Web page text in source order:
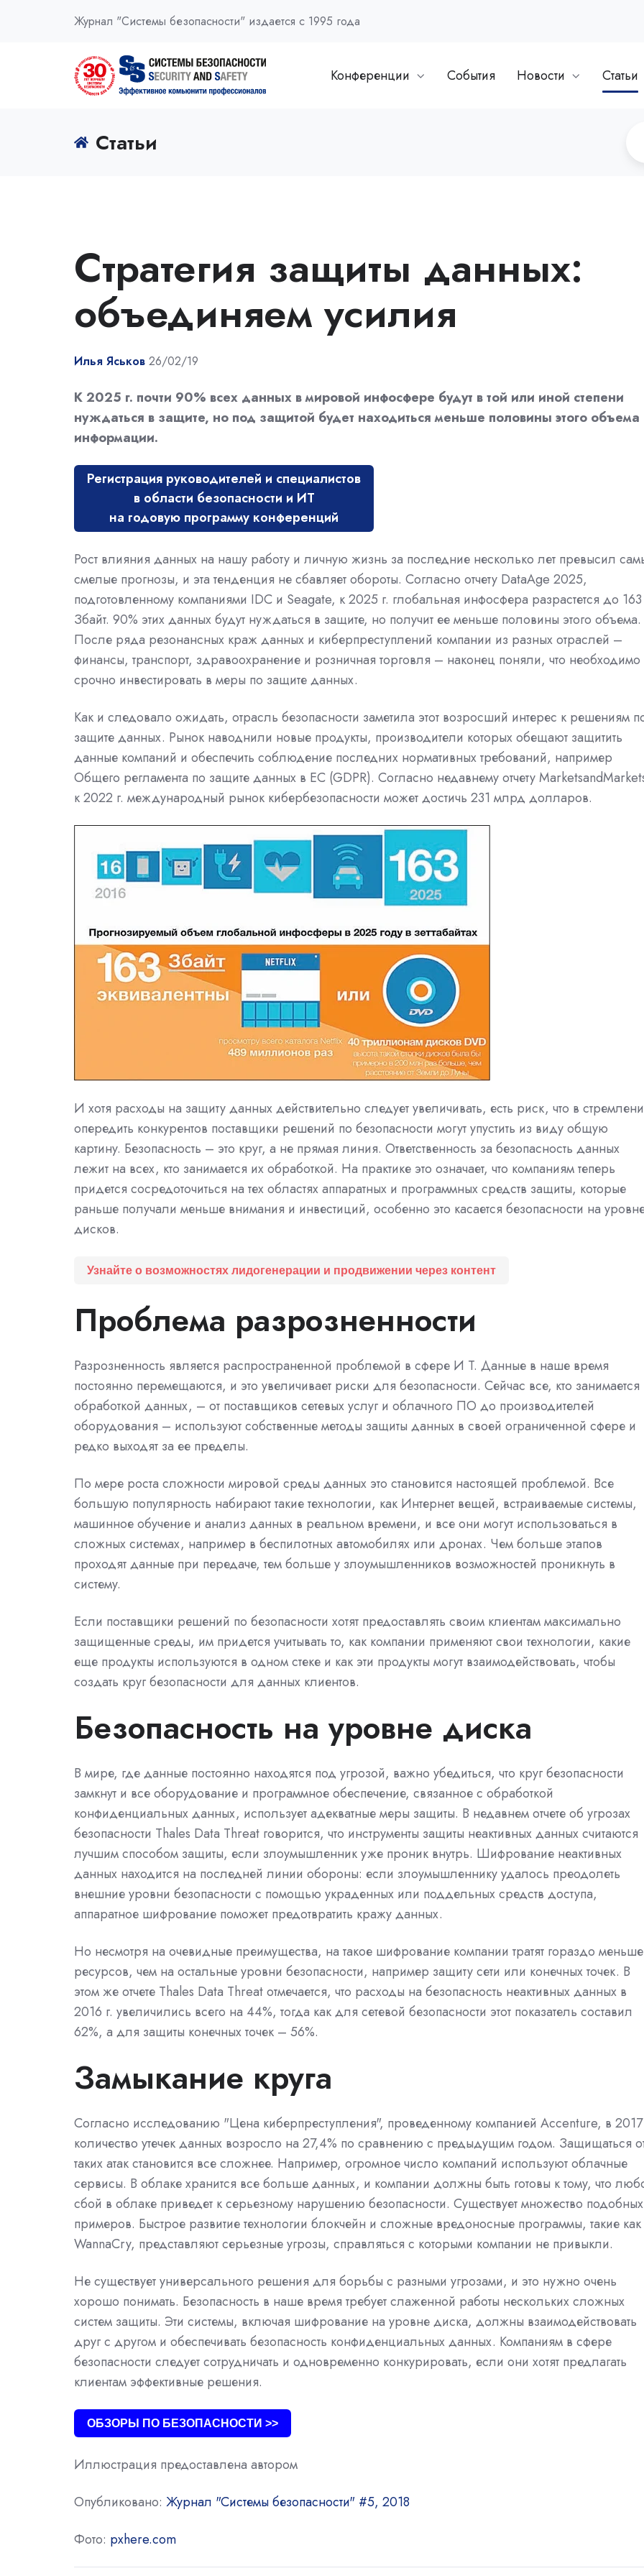
Журнал "Системы безопасности" издается с 1995 года
Конференции События Новости Статьи
Статьи
Cтратегия защиты данных:
объединяем усилия
Илья Яськов 26/02/19
К 2025 г. почти 90% всех данных в мировой инфосфере будут в той или иной степени
нуждаться в защите, но под защитой будет находиться меньше половины этого объема
информации.
Регистрация руководителей и специалистов
в области безопасности и ИТ
на годовую программу конференций
Рост влияния данных на нашу работу и личную жизнь за последние несколько лет превысил
смелые прогнозы, и эта тенденция не сбавляет обороты. Согласно отчету DataAge 2025,
подготовленному компаниями IDC и Seagate, к 2025 г. глобальная инфосфера разрастется до 163
Збайт. 90% этих данных будут нуждаться в защите, но получит ее меньше половины этого объема.
После ряда резонансных краж данных и киберпреступлений компании из разных отраслей –
финансы, транспорт, здравоохранение и розничная торговля – наконец поняли, что необходимо
срочно инвестировать в меры по защите данных.
Как и следовало ожидать, отрасль безопасности заметила этот возросший интерес к решениям
защите данных. Рынок наводнили новые продукты, производители которых обещают защитить
данные компаний и обеспечить соблюдение последних нормативных требований, например
Общего регламента по защите данных в ЕС (GDPR). Согласно недавнему отчету
к 2022 г. международный рынок кибербезопасности может достичь 231 млрд долларов.
И хотя расходы на защиту данных действительно следует увеличивать, есть риск, что в
опередить конкурентов поставщики решений по безопасности могут упустить из виду общую
картину. Безопасность – это круг, а не прямая линия. Ответственность за безопасность данных
лежит на всех, кто занимается их обработкой. На практике это означает, что компаниям теперь
придется сосредоточиться на тех областях аппаратных и программных средств защиты, которые
раньше получали меньше внимания и инвестиций, особенно это касается безопасности на
дисков.
Узнайте о возможностях лидогенерации и продвижении через контент
Проблема разрозненности
Разрозненность является распространенной проблемой в сфере И Т. Данные в наше время
постоянно перемещаются, и это увеличивает риски для безопасности. Сейчас все, кто занимается
обработкой данных, – от поставщиков сетевых услуг и облачного ПО до производителей
оборудования – используют собственные методы защиты данных в своей ограниченной сфере и
редко выходят за ее пределы.
По мере роста сложности мировой среды данных это становится настоящей проблемой. Все
большую популярность набирают такие технологии, как Интернет вещей, встраиваемые системы,
машинное обучение и анализ данных в реальном времени, и все они могут использоваться в
сложных системах, например в беспилотных автомобилях или дронах. Чем больше этапов
проходят данные при передаче, тем больше у злоумышленников возможностей проникнуть в
систему.
Если поставщики решений по безопасности хотят предоставлять своим клиентам максимально
защищенные среды, им придется учитывать то, как компании применяют свои технологии, какие
еще продукты используются в одном стеке и как эти продукты могут взаимодействовать, чтобы
создать круг безопасности для данных клиентов.
Безопасность на уровне диска
В мире, где данные постоянно находятся под угрозой, важно убедиться, что круг безопасности
замкнут и все оборудование и программное обеспечение, связанное с обработкой
конфиденциальных данных, использует адекватные меры защиты. В недавнем отчете об угрозах
безопасности Thales Data Threat говорится, что инструменты защиты неактивных данных считаются
лучшим способом защиты, если злоумышленник уже проник внутрь. Шифрование неактивных
данных находится на последней линии обороны: если злоумышленнику удалось преодолеть
внешние уровни безопасности с помощью украденных или поддельных средств доступа,
аппаратное шифрование поможет предотвратить кражу данных.
Но несмотря на очевидные преимущества, на такое шифрование компании тратят гораздо меньше
ресурсов, чем на остальные уровни безопасности, например защиту сети или конечных точек. В
этом же отчете Thales Data Threat отмечается, что расходы на безопасность неактивных данных в
2016 г. увеличились всего на 44%, тогда как для сетевой безопасности этот показатель составил
62%, а для защиты конечных точек – 56%.
Замыкание круга
Согласно исследованию "Цена киберпреступления", проведенному компанией Accenture, в 2017
количество утечек данных возросло на 27,4% по сравнению с предыдущим годом. Защищаться
таких атак становится все сложнее. Например, огромное число компаний используют облачные
сервисы. В облаке хранится все больше данных, и компании должны быть готовы к тому, что
сбой в облаке приведет к серьезному нарушению безопасности. Существует множество подобных
примеров. Быстрое развитие технологии блокчейн и сложные вредоносные программы, такие как
WannaCry, представляют серьезные угрозы, справляться с которыми компании не привыкли.
Не существует универсального решения для борьбы с разными угрозами, и это нужно очень
хорошо понимать. Безопасность в наше время требует слаженной работы нескольких сложных
систем защиты. Эти системы, включая шифрование на уровне диска, должны взаимодействовать
друг с другом и обеспечивать безопасность конфиденциальных данных. Компаниям в сфере
безопасности следует сотрудничать и одновременно конкурировать, если они хотят предлагать
клиентам эффективные решения.
ОБЗОРЫ ПО БЕЗОПАСНОСТИ >>
Иллюстрация предоставлена автором
Опубликовано: Журнал "Системы безопасности" #5, 2018
Фото: pxhere.com